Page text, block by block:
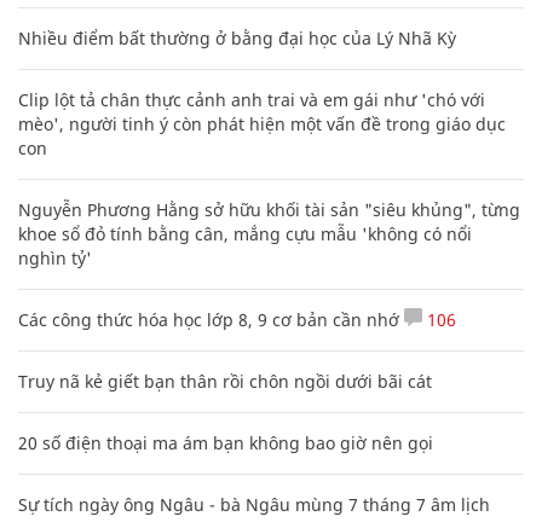
Nhiều điểm bất thường ở bằng đại học của Lý Nhã Kỳ
Clip lột tả chân thực cảnh anh trai và em gái như 'chó với
mèo', người tinh ý còn phát hiện một vấn đề trong giáo dục
con
Nguyễn Phương Hằng sở hữu khối tài sản "siêu khủng", từng
khoe sổ đỏ tính bằng cân, mắng cựu mẫu 'không có nổi
nghìn tỷ'
Các công thức hóa học lớp 8, 9 cơ bản cần nhớ 106
Truy nã kẻ giết bạn thân rồi chôn ngồi dưới bãi cát
20 số điện thoại ma ám bạn không bao giờ nên gọi
Sự tích ngày ông Ngâu - bà Ngâu mùng 7 tháng 7 âm lịch